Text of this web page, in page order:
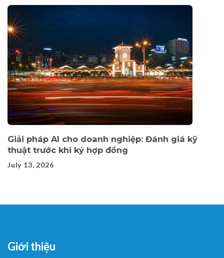
Giải pháp AI cho doanh nghiệp: Đánh giá kỹ
thuật trước khi ký hợp đồng
July 13, 2026
Giới thiệu